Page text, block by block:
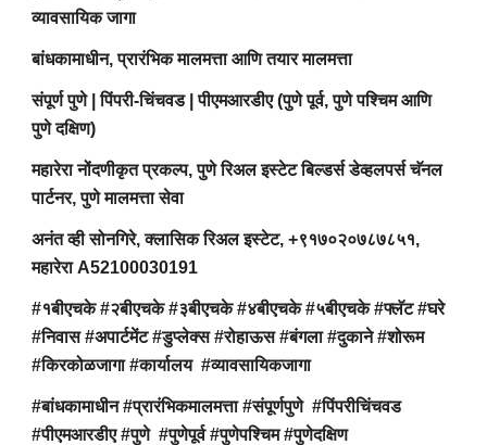
व्यावसायिक जागा
बांधकामाधीन, प्रारंभिक मालमत्ता आणि तयार मालमत्ता
संपूर्ण पुणे | पिंपरी-चिंचवड | पीएमआरडीए (पुणे पूर्व, पुणे पश्चिम आणि
पुणे दक्षिण)
महारेरा नोंदणीकृत प्रकल्प, पुणे रिअल इस्टेट बिल्डर्स डेव्हलपर्स चॅनल
पार्टनर, पुणे मालमत्ता सेवा
अनंत व्ही सोनगिरे, क्लासिक रिअल इस्टेट, +९१७०२०७८७८५१,
महारेरा A52100030191
#१बीएचके #२बीएचके #३बीएचके #४बीएचके #५बीएचके #फ्लॅट #घरे
#निवास #अपार्टमेंट #डुप्लेक्स #रोहाऊस #बंगला #दुकाने #शोरूम
#किरकोळजागा #कार्यालय #व्यावसायिकजागा
#बांधकामाधीन #प्रारंभिकमालमत्ता #संपूर्णपुणे #पिंपरीचिंचवड
#पीएमआरडीए #पुणे #पुणेपूर्व #पुणेपश्चिम #पुणेदक्षिण